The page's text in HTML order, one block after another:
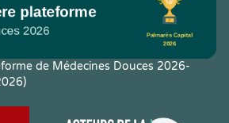
de Médecines Douces 2026-